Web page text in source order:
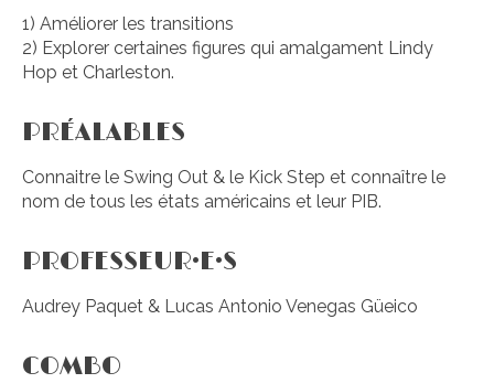
1) Améliorer les transitions
2) Explorer certaines figures qui amalgament Lindy
Hop et Charleston.
PRÉALABLES
Connaitre le Swing Out & le Kick Step et connaître le
nom de tous les états américains et leur PIB.
PROFESSEUR·E·S
Audrey Paquet & Lucas Antonio Venegas Güeico
COMBO